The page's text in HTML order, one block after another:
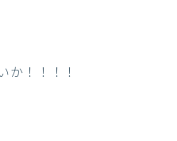
か！！！！